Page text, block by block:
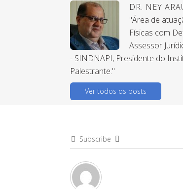
DR. NEY
"Área de
Físicas com
Assessor
- SINDNAPI, Presidente do
Palestrante."
Ver todos os posts
Subscribe